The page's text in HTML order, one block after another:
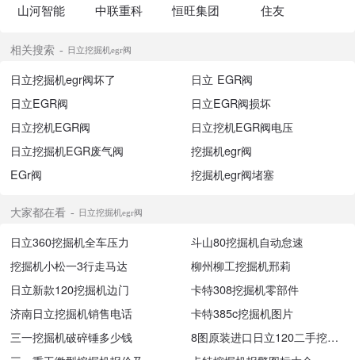
山河智能 中联重科 恒旺集团 住友
相关搜索 日立挖掘机egr阀
日立挖掘机egr阀坏了
日立 EGR阀
日立EGR阀
日立EGR阀损坏
日立挖机EGR阀
日立挖机EGR阀电压
日立挖掘机EGR废气阀
挖掘机egr阀
EGr阀
挖掘机egr阀堵塞
大家都在看 日立挖掘机egr阀
日立360挖掘机全车压力
斗山80挖掘机自动怠速
挖掘机小松一3行走马达
柳州柳工挖掘机邢莉
日立新款120挖掘机边门
卡特308挖掘机零部件
济南日立挖掘机销售电话
卡特385c挖掘机图片
三一挖掘机破碎锤多少钱
8图原装进口日立120二手挖掘机